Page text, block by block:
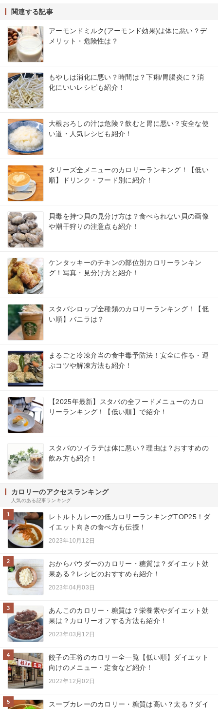
関連する記事
アーモンドミルク(アーモンド効果)は体に悪い？デ
メリット・危険性は？
もやしは消化に悪い？時間は？下痢/胃腸炎に？消
化にいいレシピも紹介！
大根おろしの汁は危険？飲むと胃に悪い？安全な使
い道・人気レシピも紹介！
タリーズ全メニューのカロリーランキング！【低い
順】ドリンク・フード別に紹介！
貝毒を持つ貝の見分け方は？食べられない貝の画像
や潮干狩りの注意点も紹介！
ケンタッキーのチキンの部位別カロリーランキン
グ！写真・見分け方と紹介！
スタバシロップ全種類のカロリーランキング！【低
い順】バニラは？
まるごと冷凍弁当の食中毒予防法！安全に作る・運
ぶコツや解凍方法も紹介！
【2025年最新】スタバの全フードメニューのカロ
リーランキング！【低い順】で紹介！
スタバのソイラテは体に悪い？理由は？おすすめの
飲み方も紹介！
カロリーのアクセスランキング
人気のある記事ランキング
1
レトルトカレーの低カロリーランキングTOP25！ダ
イエット向きの食べ方も伝授！
2023年10月12日
2
おからパウダーのカロリー・糖質は？ダイエット効
果ある？レシピのおすすめも紹介！
2023年04月03日
3
あんこのカロリー・糖質は？栄養素やダイエット効
果は？カロリーオフする方法も紹介！
2023年03月12日
4
餃子の王将のカロリー全一覧【低い順】ダイエット
向けのメニュー・定食など紹介！
2022年12月02日
5
スープカレーのカロリー・糖質は高い？太る？ダイ